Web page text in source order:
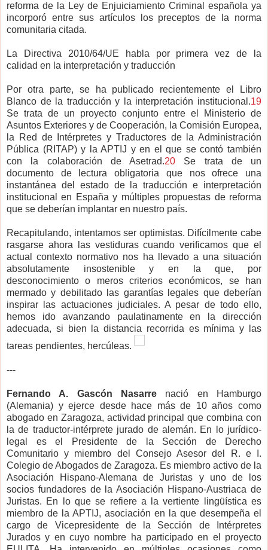
reforma de la Ley de Enjuiciamiento Criminal española ya
incorporó entre sus artículos los preceptos de la norma
comunitaria citada.
La Directiva 2010/64/UE habla por primera vez de la
calidad en la interpretación y traducción
Por otra parte, se ha publicado recientemente el Libro
Blanco de la traducción y la interpretación institucional.19
Se trata de un proyecto conjunto entre el Ministerio de
Asuntos Exteriores y de Cooperación, la Comisión Europea,
la Red de Intérpretes y Traductores de la Administración
Pública (RITAP) y la APTIJ y en el que se contó también
con la colaboración de Asetrad.20 Se trata de un
documento de lectura obligatoria que nos ofrece una
instantánea del estado de la traducción e interpretación
institucional en España y múltiples propuestas de reforma
que se deberían implantar en nuestro país.
Recapitulando, intentamos ser optimistas. Difícilmente cabe
rasgarse ahora las vestiduras cuando verificamos que el
actual contexto normativo nos ha llevado a una situación
absolutamente insostenible y en la que, por
desconocimiento o meros criterios económicos, se han
mermado y debilitado las garantías legales que deberían
inspirar las actuaciones judiciales. A pesar de todo ello,
hemos ido avanzando paulatinamente en la dirección
adecuada, si bien la distancia recorrida es mínima y las
tareas pendientes, hercúleas.
---
Fernando A. Gascón Nasarre nació en Hamburgo
(Alemania) y ejerce desde hace más de 10 años como
abogado en Zaragoza, actividad principal que combina con
la de traductor-intérprete jurado de alemán. En lo jurídico-
legal es el Presidente de la Sección de Derecho
Comunitario y miembro del Consejo Asesor del R. e I.
Colegio de Abogados de Zaragoza. Es miembro activo de la
Asociación Hispano-Alemana de Juristas y uno de los
socios fundadores de la Asociación Hispano-Austriaca de
Juristas. En lo que se refiere a la vertiente lingüística es
miembro de la APTIJ, asociación en la que desempeña el
cargo de Vicepresidente de la Sección de Intérpretes
Jurados y en cuyo nombre ha participado en el proyecto